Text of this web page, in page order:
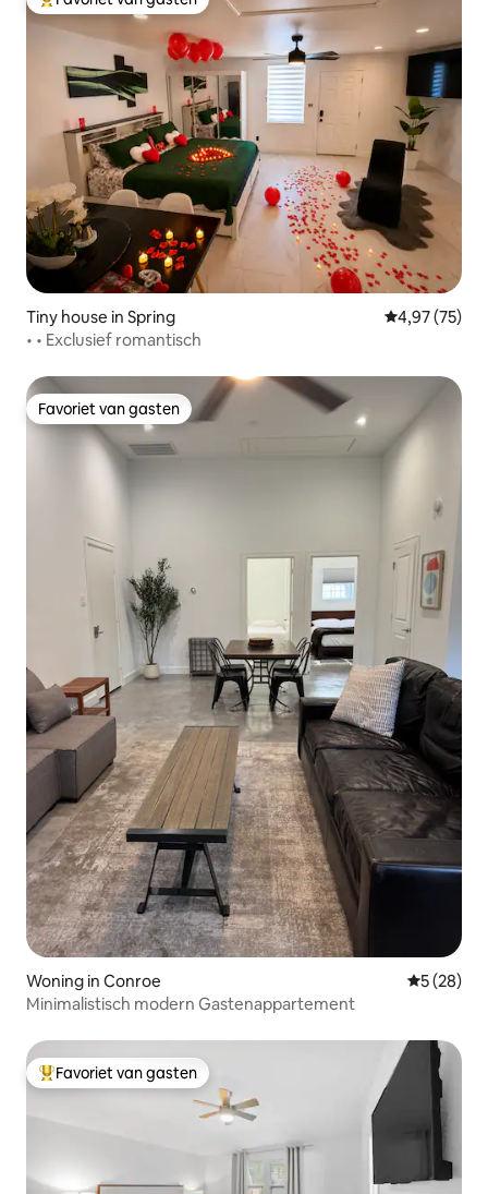
Topfavoriet van gasten
Tiny house in Spring Gemiddelde
4,97 (75)
• • Exclusief romantisch
Favoriet van gasten
Favoriet van gasten
Woning in Conroe
5 (28)
Minimalistisch modern Gastenappartement
Topfavoriet van gasten
Favoriet van gasten